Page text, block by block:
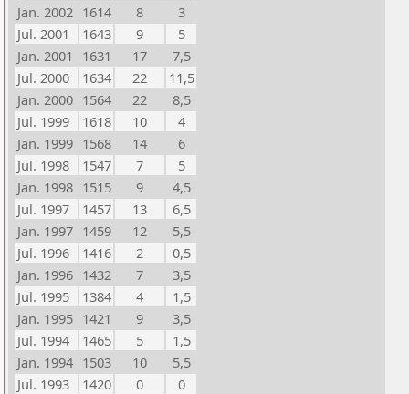
Jan. 2002 1614 8
3
Jul. 2001
1643 9
5
Jan. 2001
1631 17
7,5
Jul. 2000
1634 22
11,5
Jan. 2000 1564 22
8,5
Jul. 1999
1618 10
4
Jan. 1999 1568 14
6
Jul. 1998
1547 7
5
Jan. 1998 1515 9
4,5
Jul. 1997
1457 13
6,5
Jan. 1997 1459 12
5,5
Jul. 1996
1416 2
0,5
Jan. 1996 1432 7
3,5
Jul. 1995
1384 4
1,5
Jan. 1995 1421 9
3,5
Jul. 1994
1465 5
1,5
Jan. 1994 1503 10
5,5
Jul. 1993
1420 0
0